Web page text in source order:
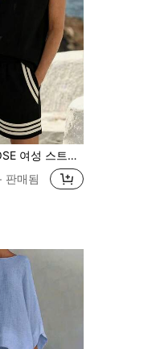
반팔 상의 및 반바지 캐주얼 2피스 세트
판매됨